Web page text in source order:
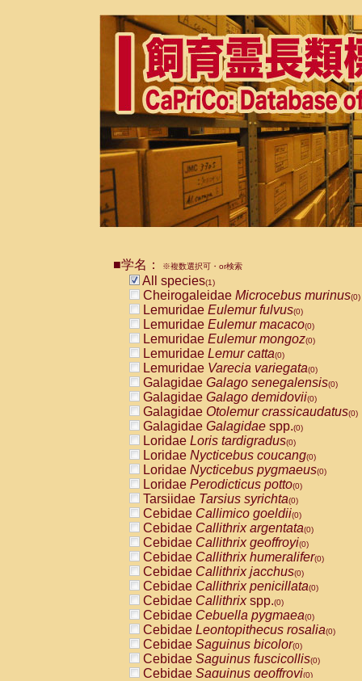
■学名： ※複数選択可・or検索
All species(1)
Cheirogaleidae Microcebus murinus(0)
Lemuridae Eulemur fulvus(0)
Lemuridae Eulemur macaco(0)
Lemuridae Eulemur mongoz(0)
Lemuridae Lemur catta(0)
Lemuridae Varecia variegata(0)
Galagidae Galago senegalensis(0)
Galagidae Galago demidovii(0)
Galagidae Otolemur crassicaudatus(0)
Galagidae Galagidae spp.(0)
Loridae Loris tardigradus(0)
Loridae Nycticebus coucang(0)
Loridae Nycticebus pygmaeus(0)
Loridae Perodicticus potto(0)
Tarsiidae Tarsius syrichta(0)
Cebidae Callimico goeldii(0)
Cebidae Callithrix argentata(0)
Cebidae Callithrix geoffroyi(0)
Cebidae Callithrix humeralifer(0)
Cebidae Callithrix jacchus(0)
Cebidae Callithrix penicillata(0)
Cebidae Callithrixspp.(0)
Cebidae Cebuella pygmaea(0)
Cebidae Leontopithecus rosalia(0)
Cebidae Saguinus bicolor(0)
Cebidae Saguinus fuscicollis(0)
Cebidae Saguinus geoffroyi(0)